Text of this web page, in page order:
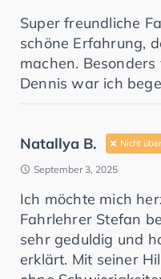
Super freundliche
schöne Erfahrung,
machen.
Dennis war ich
Natallya B. Nicht
September 3, 2025
Ich möchte mich
Fahrlehrer Stefan
sehr geduldig und
erklärt. Mit seiner